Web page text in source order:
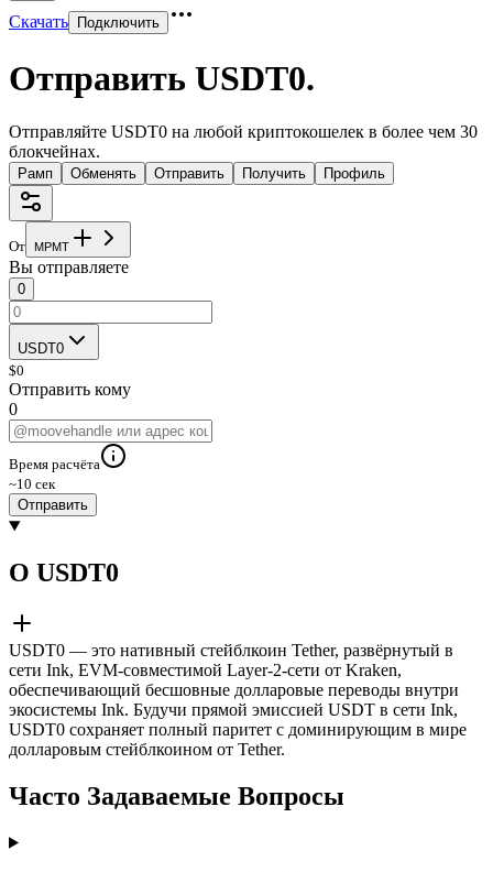
Скачать Подключить
Отправить USDT0.
Отправляйте USDT0 на любой криптокошелек в более чем 30
блокчейнах.
Рамп Обменять Отправить Получить Профиль
От MPMT
Вы отправляете
0
USDT0
$0
Отправить кому
0
Время расчёта
~10 сек
Отправить
О USDT0
USDT0 — это нативный стейблкоин Tether, развёрнутый в
сети Ink, EVM-совместимой Layer-2-сети от Kraken,
обеспечивающий бесшовные долларовые переводы внутри
экосистемы Ink. Будучи прямой эмиссией USDT в сети Ink,
USDT0 сохраняет полный паритет с доминирующим в мире
долларовым стейблкоином от Tether.
Часто Задаваемые Вопросы